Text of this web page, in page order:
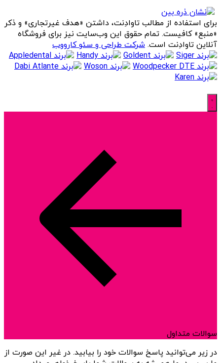
برای استفاده از مطالب تاوادِنت، داشتن «هدف غیرتجاری» و ذکر
«منبع» کافیست. تمام حقوق اين وب‌سايت نیز برای فروشگاه
آنلاین تاوادِنت است. شرکت طراحی و سئو کارووب
سوالات متداول
در زیر می‌توانید پاسخ سوالات خود را بیابید. در غیر این صورت از